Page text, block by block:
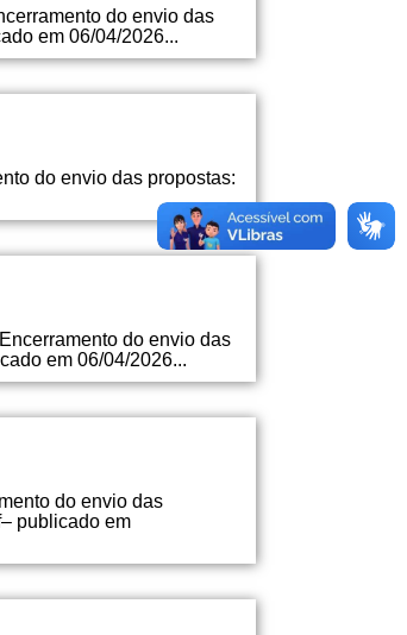
do envio das
em 06/04/2026...
do envio das propostas:
do envio das
em 06/04/2026...
do envio das
publicado em